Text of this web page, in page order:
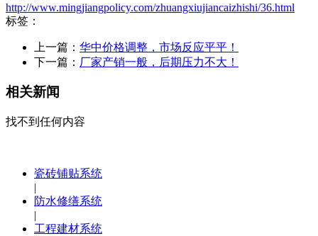
http://www.mingjiangpolicy.com/zhuangxiujiancaizhishi/36.html
标签：
上一篇： 华中价格调整，市场反应平平！
下一篇： 厂家产销一般，后期压力不大！
相关新闻
找不到任何内容
瓷砖铺贴系统
|
防水修缮系统
|
工程建材系统